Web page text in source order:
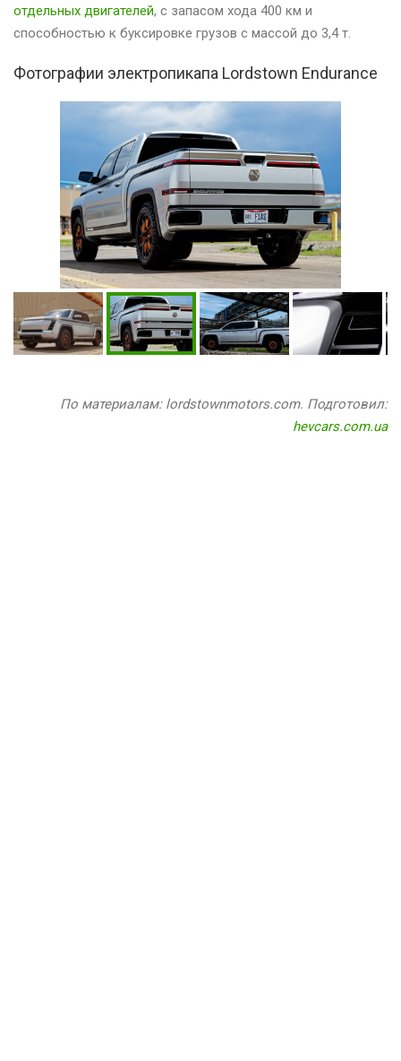
отдельных двигателей, с запасом хода 400 км и
способностью к буксировке грузов с массой до 3,4 т.
Фотографии электропикапа Lordstown Endurance
По материалам: lordstownmotors.com. Подготовил:
hevcars.com.ua